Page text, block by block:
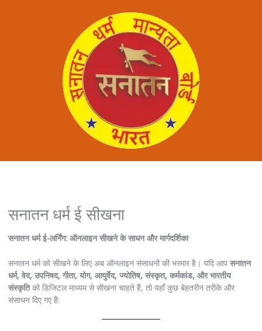
सनातन धर्म ई सीखना
सनातन धर्म ई-लर्निंग: ऑनलाइन सीखने के साधन और मार्गदर्शिका
सनातन धर्म को सीखने के लिए अब ऑनलाइन संसाधनों की भरमार है। यदि आप सनातन
धर्म, वेद, उपनिषद, गीता, योग, आयुर्वेद, ज्योतिष, संस्कृत, कर्मकांड, और भारतीय
संस्कृतिको डिजिटल माध्यम से सीखना चाहते हैं, तो यहाँ कुछ बेहतरीन तरीके और
संसाधन दिए गए हैं: